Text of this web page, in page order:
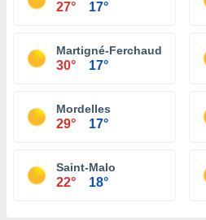
27° 17°
Martigné-Ferchaud
30° 17°
Mordelles
29° 17°
Saint-Malo
22° 18°